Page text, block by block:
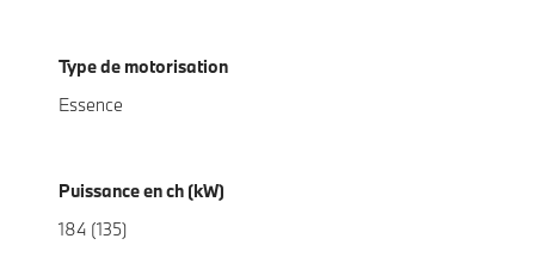
Type de motorisation
Essence
Puissance en ch (kW)
184 (135)